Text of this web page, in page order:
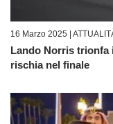
16 Marzo 2025 |
Lando Norris trionfa
rischia nel finale